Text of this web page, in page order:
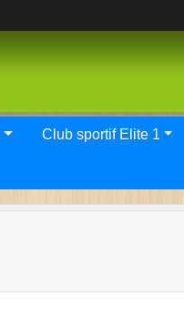
Club sportif Elite 1